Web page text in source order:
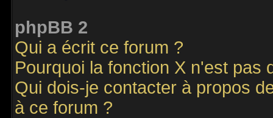
phpBB 2
Qui a écrit ce forum ?
Pourquoi la fonction X n'est pas
Qui dois-je contacter à propos
à ce forum ?